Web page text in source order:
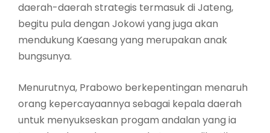
daerah-daerah strategis termasuk di Jateng,
begitu pula dengan Jokowi yang juga akan
mendukung Kaesang yang merupakan anak
bungsunya.
Menurutnya, Prabowo berkepentingan menaruh
orang kepercayaannya sebagai kepala daerah
untuk menyukseskan progam andalan yang ia